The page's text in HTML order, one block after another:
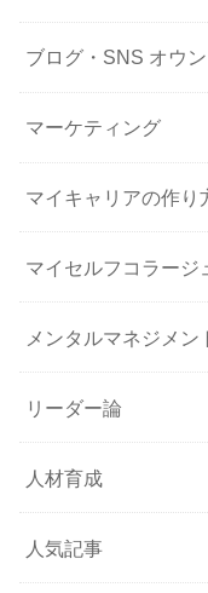
ブログ・SNS オウ
マーケティング
マイキャリアの作り
マイセルフコラージ
メンタルマネジメン
リーダー論
人材育成
人気記事